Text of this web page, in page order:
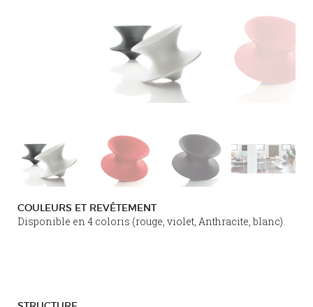
COULEURS ET REVÊTEMENT
Disponible en 4 coloris (rouge, violet, Anthracite, blanc).